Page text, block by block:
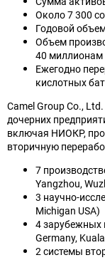
Около 7 300
Годовой
Объем
40 миллионам
Ежегодно
кислотных
Camel Group Co.,
дочерних
включая НИОКР,
вторичную
7
Yangzhou,
3 научно-
Michigan USA)
4 зарубежных
Germany,
2 системы